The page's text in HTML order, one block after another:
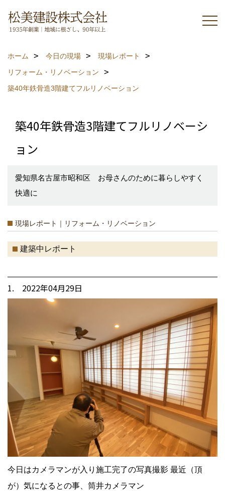
ホーム 今日の現場
現場レポート
リフォーム・リノベーション
築40年鉄骨造3階建てフルリノベーション
築40年鉄骨造3階建てフルリノベーシ
ョン
愛知県名古屋市昭和区 お母さんのために暮らしやすく
快適に
現場レポート｜リフォーム・リノベーション
建築中レポート
1. 2022年04月29日
今日はカメラマンが入り施工完了の写真撮影 最近（頂
が）気になるとの事、筒井カメラマン